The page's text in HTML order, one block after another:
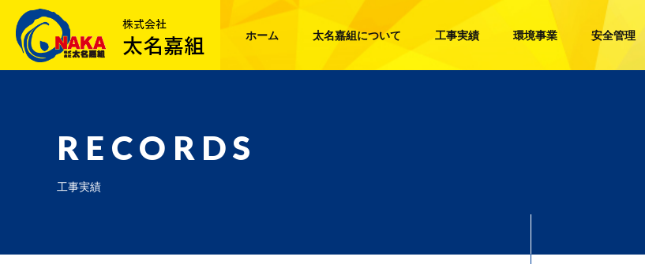
ホーム 太名嘉組について 工事実績 環境事業 安全管理
RECORDS
工事実績